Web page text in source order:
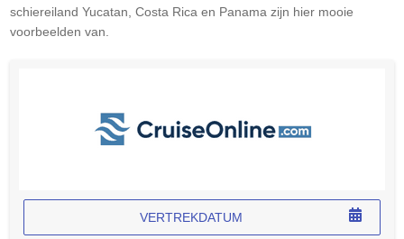
schiereiland Yucatan, Costa Rica en Panama zijn hier mooie
voorbeelden van.
VERTREKDATUM